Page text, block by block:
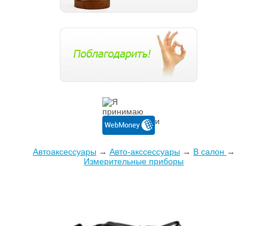
Автоаксессуары→ Авто-акссессуары→ В салон →
Измерительные приборы